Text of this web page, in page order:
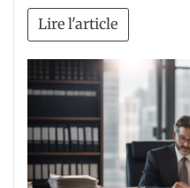
Lire l'article